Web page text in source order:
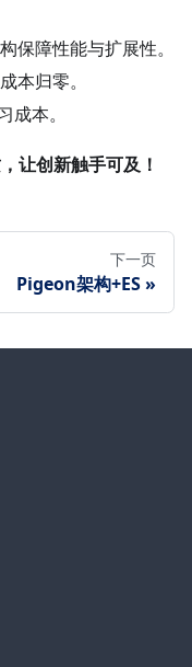
保障性能与扩展性。
本归零。
成本。
创新触手可及！
下一页
Pigeon架构+ES